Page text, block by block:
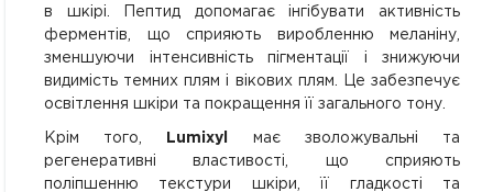
в шкірі. Пептид допомагає інгібувати активність
ферментів, що сприяють виробленню меланіну,
зменшуючи інтенсивність пігментації і знижуючи
видимість темних плям і вікових плям. Це забезпечує
освітлення шкіри та покращення її загального тону.
Крім того, Lumixyl
має зволожувальні та
регенеративні властивості, що сприяють
поліпшенню текстури шкіри, її гладкості та